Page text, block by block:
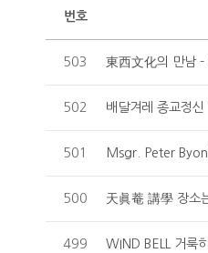
번호
503
502
501
500
499